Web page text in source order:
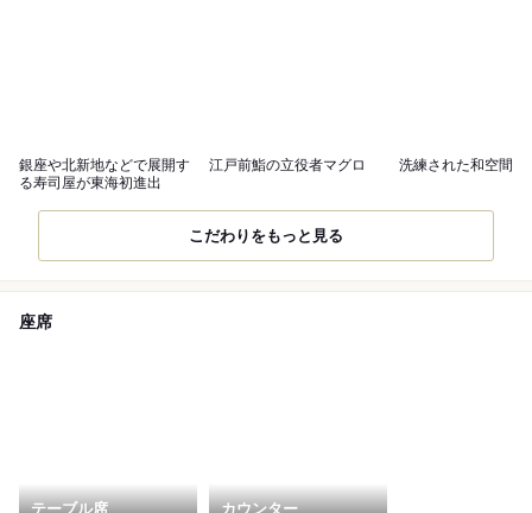
銀座や北新地などで展開す
る寿司屋が東海初進出
江戸前鮨の立役者マグロ 洗練された和空間
こだわりをもっと見る
座席
テーブル席 カウンター